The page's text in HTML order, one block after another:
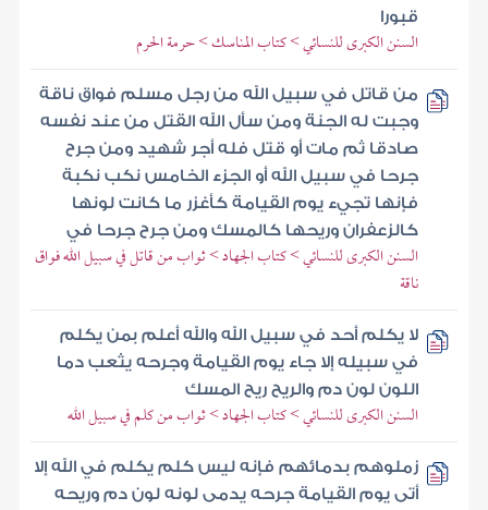
قبورا
السنن الكبرى للنسائي > كتاب المناسك > حرمة الحرم
من قاتل في سبيل الله من رجل مسلم فواق ناقة
وجبت له الجنة ومن سأل الله القتل من عند نفسه
صادقا ثم مات أو قتل فله أجر شهيد ومن جرح
جرحا في سبيل الله أو الجزء الخامس نكب نكبة
فإنها تجيء يوم القيامة كأغزر ما كانت لونها
كالزعفران وريحها كالمسك ومن جرح جرحا في
السنن الكبرى للنسائي > كتاب الجهاد > ثواب من قاتل في سبيل الله فواق
ناقة
لا يكلم أحد في سبيل الله والله أعلم بمن يكلم
في سبيله إلا جاء يوم القيامة وجرحه يثعب دما
اللون لون دم والريح ريح المسك
السنن الكبرى للنسائي > كتاب الجهاد > ثواب من كلم في سبيل الله
زملوهم بدمائهم فإنه ليس كلم يكلم في الله إلا
أتى يوم القيامة جرحه يدمى لونه لون دم وريحه